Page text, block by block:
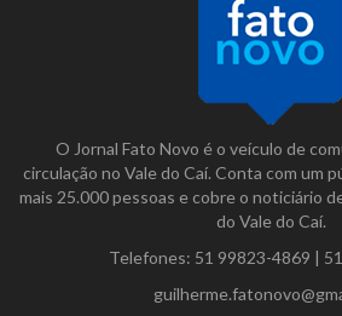
O Jornal Fato Novo é o veículo de
circulação no Vale do Caí. Conta com um
mais 25.000 pessoas e cobre o noticiário
do Vale do Caí.
Telefones: 51 99823-4869 |